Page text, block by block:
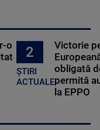
o
2
ȘTIRI
ACTUALE
Victorie
obligată
permită
la EPPO